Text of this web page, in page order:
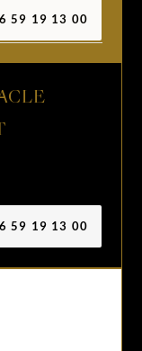
59 19 13 00
59 19 13 00